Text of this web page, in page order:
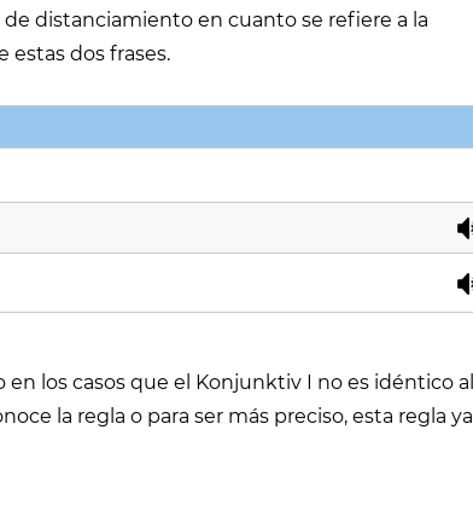
distanciamiento en cuanto se refiere a la
estas dos frases.
los casos que el Konjunktiv I no es idéntico al
la regla o para ser más preciso, esta regla ya